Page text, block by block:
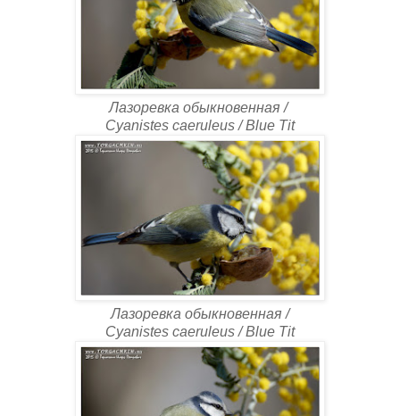
Лазоревка обыкновенная /
Cyanistes caeruleus / Blue Tit
Лазоревка обыкновенная /
Cyanistes caeruleus / Blue Tit